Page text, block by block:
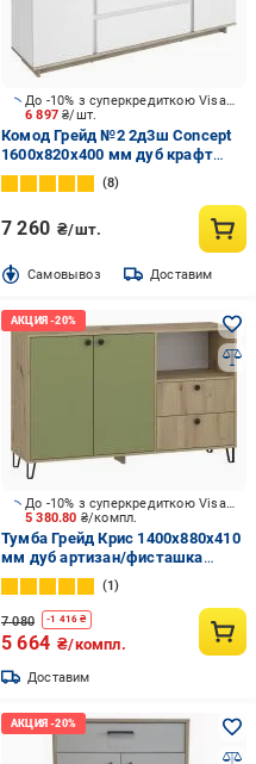
6 897₴/шт.
До -10% з суперкредиткою Visa Вигода
Комод Грейд №2 2д3ш Concept
1600x820x400 мм дуб крафт
серый/нимфея альба
8
7 260 ₴/шт.
Cамовывоз Доставим
5 380.80 ₴/компл.
До -10% з суперкредиткою Visa Вигода
Тумба Грейд Крис 1400x880x410
мм дуб артизан/фисташка
зеленая
1
7 080 -1 416 ₴
5 664 ₴/компл.
Доставим